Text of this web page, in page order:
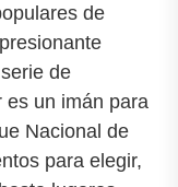
de
de
es un imán para
Nacional de
para elegir,